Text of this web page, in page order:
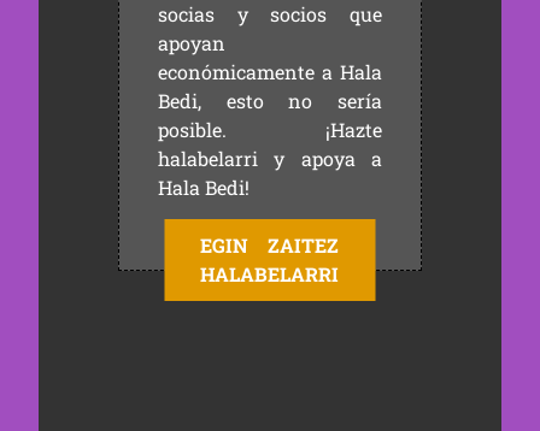
socias y socios que
apoyan
económicamente a Hala
Bedi, esto no sería
posible. ¡Hazte
halabelarri y apoya a
Hala Bedi!
EGIN ZAITEZ
HALABELARRI